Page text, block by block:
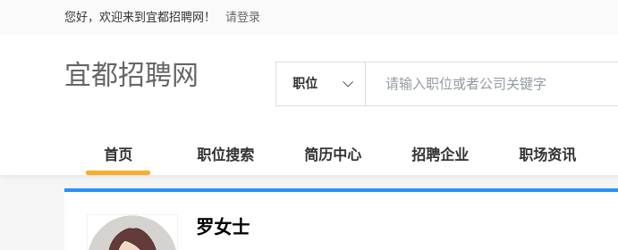
您好，欢迎来到宜都招聘网！ 请登录
宜都招聘网 职位
首页 职位搜索 简历中心 招聘企业 职场资讯
罗女士